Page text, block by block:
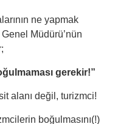
ne yapmak
Müdürü’nün
gerekir!”
alanı değil, turizmci!
boğulmasını(!)